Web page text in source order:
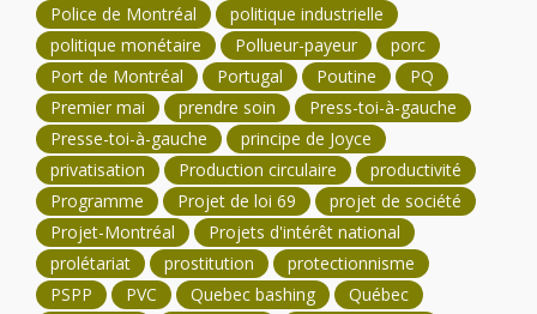
Police de Montréal
politique industrielle
politique monétaire
Pollueur-payeur
porc
Port de Montréal
Portugal Poutine
PQ
Premier mai
prendre soin
Press-toi-à-gauche
Presse-toi-à-gauche
principe de Joyce
privatisation
Production circulaire
productivité
Programme
Projet de loi 69
projet de société
Projet-Montréal
Projets d'intérêt national
prolétariat
prostitution
protectionnisme
PSPP
PVC Quebec bashing
Québec